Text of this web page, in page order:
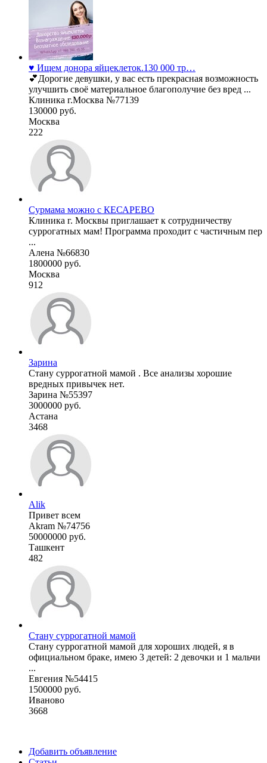
♥️ Ищем донора яйцеклеток.130 000 тр…
💕Дорогие девушки, у вас есть прекрасная возможность
улучшить своё материальное благополучие без вред ...
Клиника г.Москва №77139
130000 руб.
Москва
222
Сурмама можно с КЕСАРЕВО
Клиника г. Москвы приглашает к сотрудничеству
суррогатных мам! Программа проходит с частичным пер
...
Алена №66830
1800000 руб.
Москва
912
Зарина
Стану суррогатной мамой . Все анализы хорошие
вредных привычек нет.
Зарина №55397
3000000 руб.
Астана
3468
Alik
Привет всем
Akram №74756
50000000 руб.
Ташкент
482
Стану суррогатной мамой
Стану суррогатной мамой для хороших людей, я в
официальном браке, имею 3 детей: 2 девочки и 1 мальчи
...
Евгения №54415
1500000 руб.
Иваново
3668
Добавить объявление